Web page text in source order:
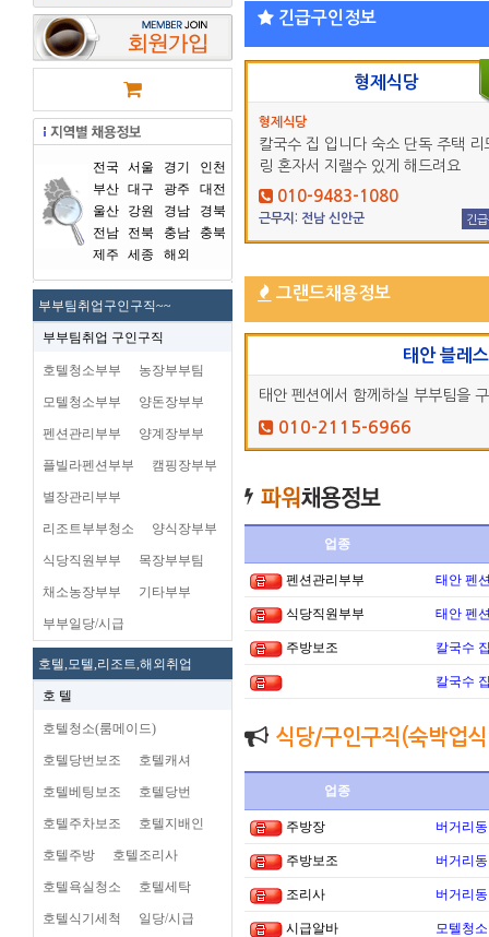
전국 서울 경기
인천
부산 대구 광주
대전
울산
강원 경남
경북
전남
전북 충남
충북
제주
세종 해외
부부팀취업구인구직~~
부부팀취업 구인구직
호텔청소부부 농장부부팀
모텔청소부부 양돈장부부
펜션관리부부 양계장부부
플빌라펜션부부 캠핑장부부
별장관리부부
리조트부부청소 양식장부부
식당직원부부 목장부부팀
채소농장부부 기타부부
부부일당/시급
호텔,모텔,리조트,해외취업
호 텔
호텔청소(룸메이드)
호텔당번보조 호텔캐셔
호텔베팅보조 호텔당번
호텔주차보조 호텔지배인
호텔주방 호텔조리사
호텔욕실청소 호텔세탁
호텔식기세척 일당/시급
긴급구인정보
형제식당
형제식당
칼국수 집 입니다 숙소 단독 주택 리
링 혼자서 지랠수 있게 해드려요
010-9483-1080
근무지: 전남 신안군 긴
그랜드채용정보
태안 블레
태안 펜션에서 함께하실 부부팀을
010-2115-6966
업종
펜션관리부부 태안 펜
식당직원부부 태안 펜
주방보조 칼국수
칼국수
식당/구인구직(숙박업
업종
주방장 버거리
주방보조 버거리
조리사 버거리
시급알바 모텔청